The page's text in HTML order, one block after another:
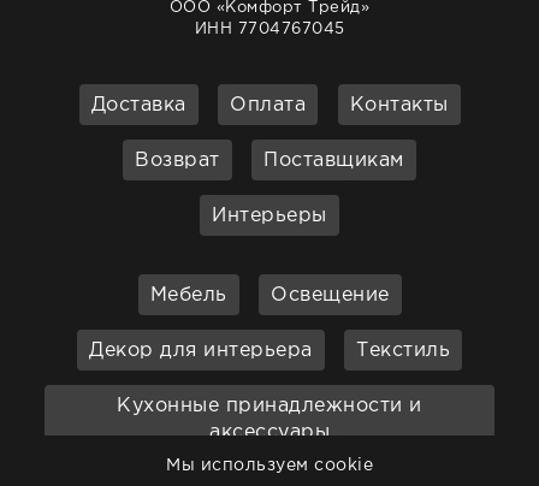
ООО «Комфорт Трейд»
ИНН 7704767045
Доставка Оплата Контакты
Возврат Поставщикам
Интерьеры
Мебель Освещение
Декор для интерьера Текстиль
Кухонные принадлежности и
аксессуары
Мы используем cookie